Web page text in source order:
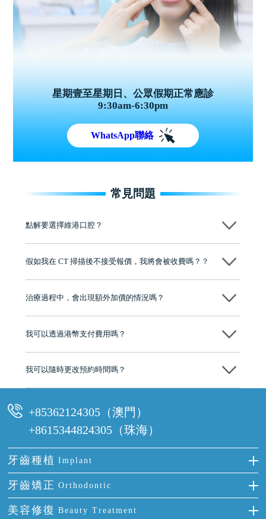
星期壹至星期日、公眾假期正常應診
9:30am-6:30pm
WhatsApp聯絡
常見問題
點解要選擇維港口腔？
維港口腔踐行「醫道濟世」的大學校訓，各分院匯聚來自香港、內地的
牌」、「2025香港企業領袖品牌」，是諾貝爾種植系統全球放心植牙中
至今已服務超過三十個國家和地區的顧客，受到粵港澳大灣區及周邊城
市市民極高的口碑評價及信任推薦 珠海、深圳設有八大分院，香港亦設
有咨詢及服務保障中心，有任何問題都可以隨時預約免費咨詢，讓人十
假如我在 CT 掃描後不接受報價，我將會被收費嗎？？
治療過程中，會出現額外加價的情況嗎？
我可以透過港幣支付費用嗎？
我可以隨時更改預約時間嗎？
可以，請盡早通過wechat或whatsapp聯絡我們，告知我們你原本預約的
+85362124305（澳門）
+8615344824305（珠海）
牙齒種植 Implant
種牙
單顆牙缺失
牙齒矯正 Orthodontic
隱形箍牙
美容修復 Beauty Treatment